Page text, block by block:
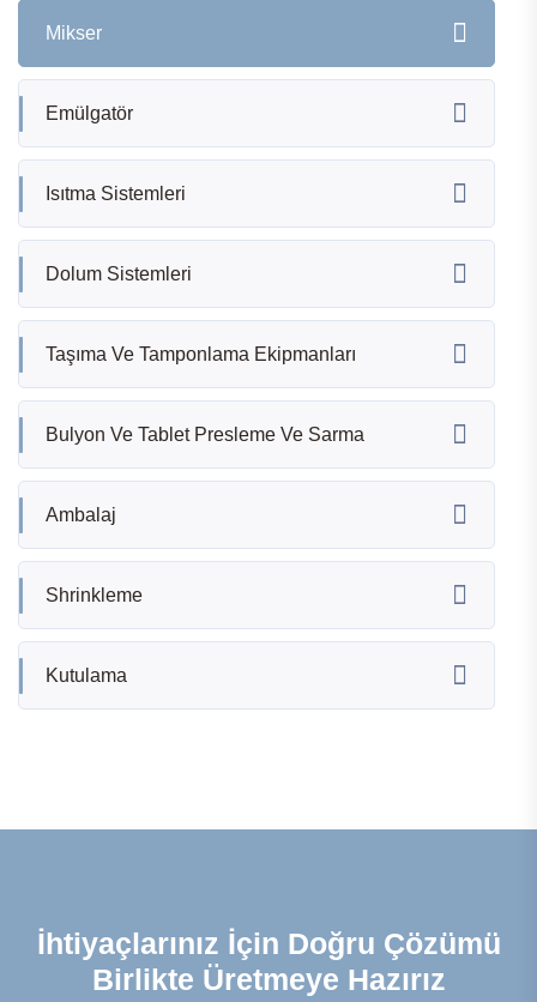
Mikser
Emülgatör
Isıtma Sistemleri
Dolum Sistemleri
Taşıma Ve Tamponlama Ekipmanları
Bulyon Ve Tablet Presleme Ve Sarma
Ambalaj
Shrinkleme
Kutulama
İhtiyaçlarınız İçin Doğru Çözümü
Birlikte Üretmeye Hazırız